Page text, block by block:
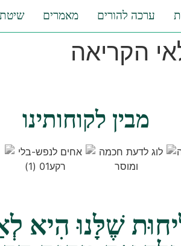
ערכה להורים מאמרים
הקריאה
מבין לקוחותינו
שֶׁלָּנוּ הִיא